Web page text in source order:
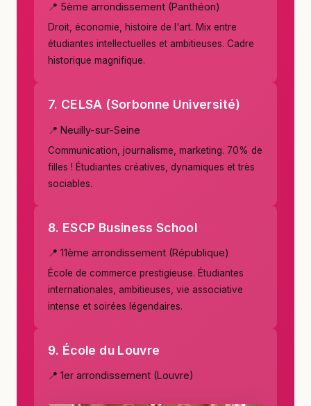
📍 5ème arrondissement (Panthéon)
Droit, économie, histoire de l'art. Mix entre
étudiantes intellectuelles et ambitieuses. Cadre
historique magnifique.
7. CELSA (Sorbonne Université)
📍 Neuilly-sur-Seine
Communication, journalisme, marketing. 70% de
filles ! Étudiantes créatives, dynamiques et très
sociables.
8. ESCP Business School
📍 11ème arrondissement (République)
École de commerce prestigieuse. Étudiantes
internationales, ambitieuses, vie associative
intense et soirées légendaires.
9. École du Louvre
📍 1er arrondissement (Louvre)